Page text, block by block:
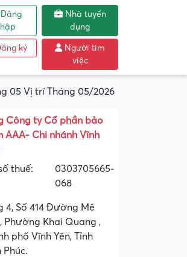
ký
Nhà tuyển
dụng
Người tìm
việc
05 Vị trí Tháng 05/2026
Công ty Cổ phần bảo
AAA- Chi nhánh Vĩnh
thuế:
0303705665-
068
4, Số 414 Đường Mê
Phường Khai Quang ,
phố Vĩnh Yên, Tỉnh
Phúc.